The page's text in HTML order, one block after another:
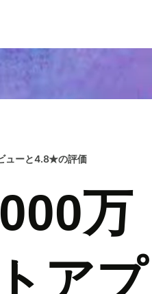
ューと4.8★の評価
万
アプ